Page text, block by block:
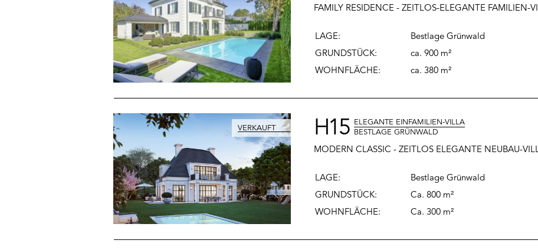
FAMILY RESIDENCE - ZEITLOS-ELEGANTE FAMILIEN-
LAGE: BestlageGrünwald
GRUNDSTÜCK:
ca. 900 m²
WOHNFLÄCHE: ca. 380 m²
H15 ELEGANTE EINFAMILIEN-VILLA
BESTLAGE GRÜNWALD
MODERN CLASSIC - ZEITLOS ELEGANTE NEUBAU-
LAGE:
Bestlage Grünwald
GRUNDSTÜCK:
Ca. 800 m²
WOHNFLÄCHE: Ca. 300 m²